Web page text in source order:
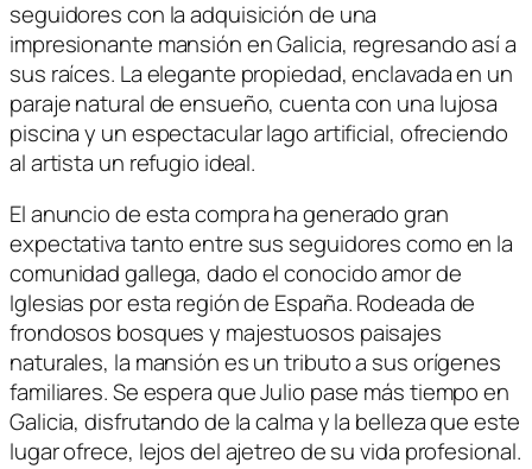
seguidores con la adquisición de una
impresionante mansión en Galicia, regresando así a
sus raíces. La elegante propiedad, enclavada en un
paraje natural de ensueño, cuenta con una lujosa
piscina y un espectacular lago artificial, ofreciendo
al artista un refugio ideal.
El anuncio de esta compra ha generado gran
expectativa tanto entre sus seguidores como en la
comunidad gallega, dado el conocido amor de
Iglesias por esta región de España. Rodeada de
frondosos bosques y majestuosos paisajes
naturales, la mansión es un tributo a sus orígenes
familiares. Se espera que Julio pase más tiempo en
Galicia, disfrutando de la calma y la belleza que este
lugar ofrece, lejos del ajetreo de su vida profesional.